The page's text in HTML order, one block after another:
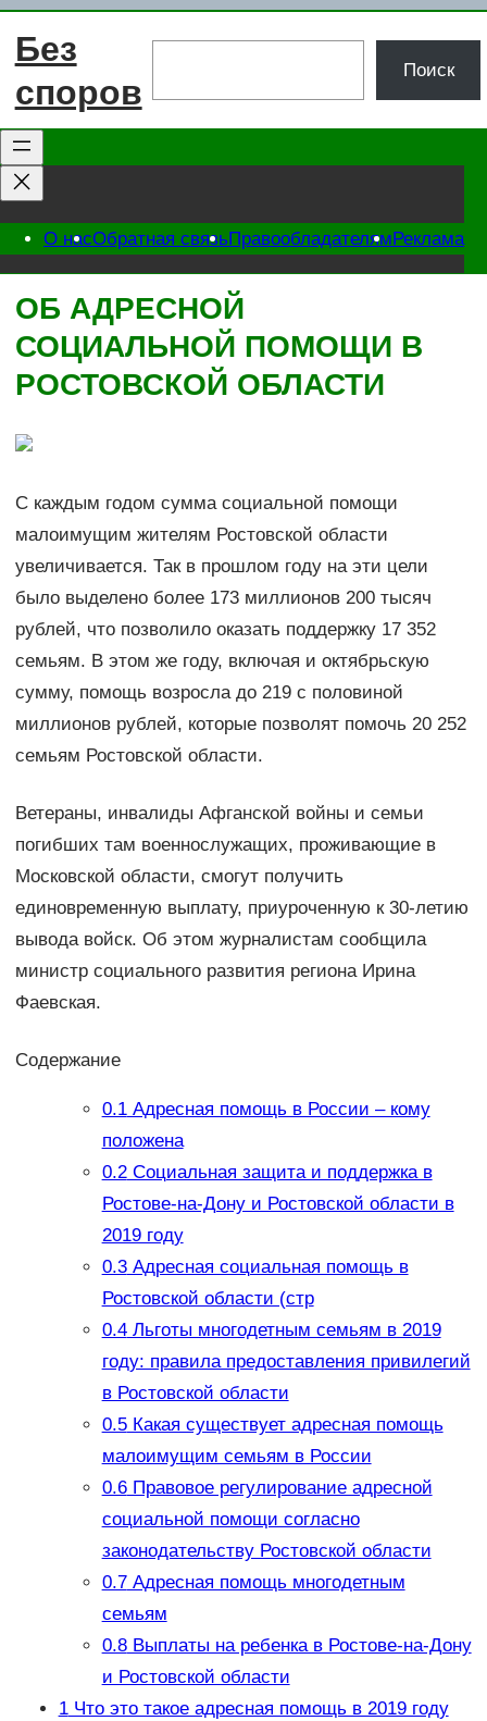
Перейти
Без
споров
Поиск
О насОбратная связьПравообладателямРеклама
ОБ АДРЕСНОЙ
СОЦИАЛЬНОЙ ПОМОЩИ В
РОСТОВСКОЙ ОБЛАСТИ
С каждым годом сумма социальной помощи
малоимущим жителям Ростовской области
увеличивается. Так в прошлом году на эти цели
было выделено более 173 миллионов 200 тысяч
рублей, что позволило оказать поддержку 17 352
семьям. В этом же году, включая и октябрьскую
сумму, помощь возросла до 219 с половиной
миллионов рублей, которые позволят помочь 20 252
семьям Ростовской области.
Ветераны, инвалиды Афганской войны и семьи
погибших там военнослужащих, проживающие в
Московской области, смогут получить
единовременную выплату, приуроченную к 30-летию
вывода войск. Об этом журналистам сообщила
министр социального развития региона Ирина
Фаевская.
Содержание
0.1Адресная помощь в России – кому
положена
0.2Социальная защита и поддержка в
Ростове-на-Дону и Ростовской области в
2019 году
0.3Адресная социальная помощь в
Ростовской области (стр
0.4Льготы многодетным семьям в 2019
году: правила предоставления привилегий
в Ростовской области
0.5Какая существует адресная помощь
малоимущим семьям в России
0.6Правовое регулирование адресной
социальной помощи согласно
законодательству Ростовской области
0.7Адресная помощь многодетным
семьям
0.8Выплаты на ребенка в Ростове-на-Дону
и Ростовской области
1Что это такое адресная помощь в 2019 году